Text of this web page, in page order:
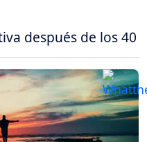
después de los 40